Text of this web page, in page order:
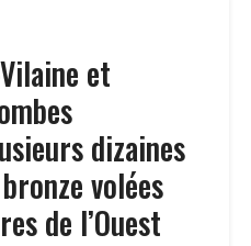
et
dizaines
volées
de l’Ouest